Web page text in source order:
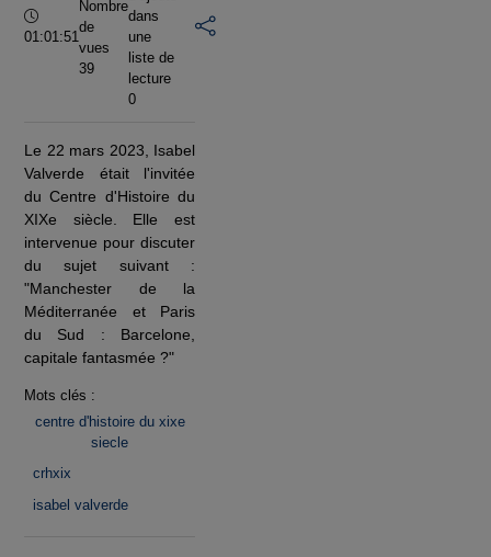
Durée :
01:01:51
Nombre
de
vues
39
dans
une
liste de
lecture
0
Le 22 mars 2023, Isabel
Valverde était l'invitée
du Centre d'Histoire du
XIXe siècle. Elle est
intervenue pour discuter
du sujet suivant :
"Manchester de la
Méditerranée et Paris
du Sud : Barcelone,
capitale fantasmée ?"
Mots clés :
centre d'histoire du xixe
siecle
crhxix
isabel valverde